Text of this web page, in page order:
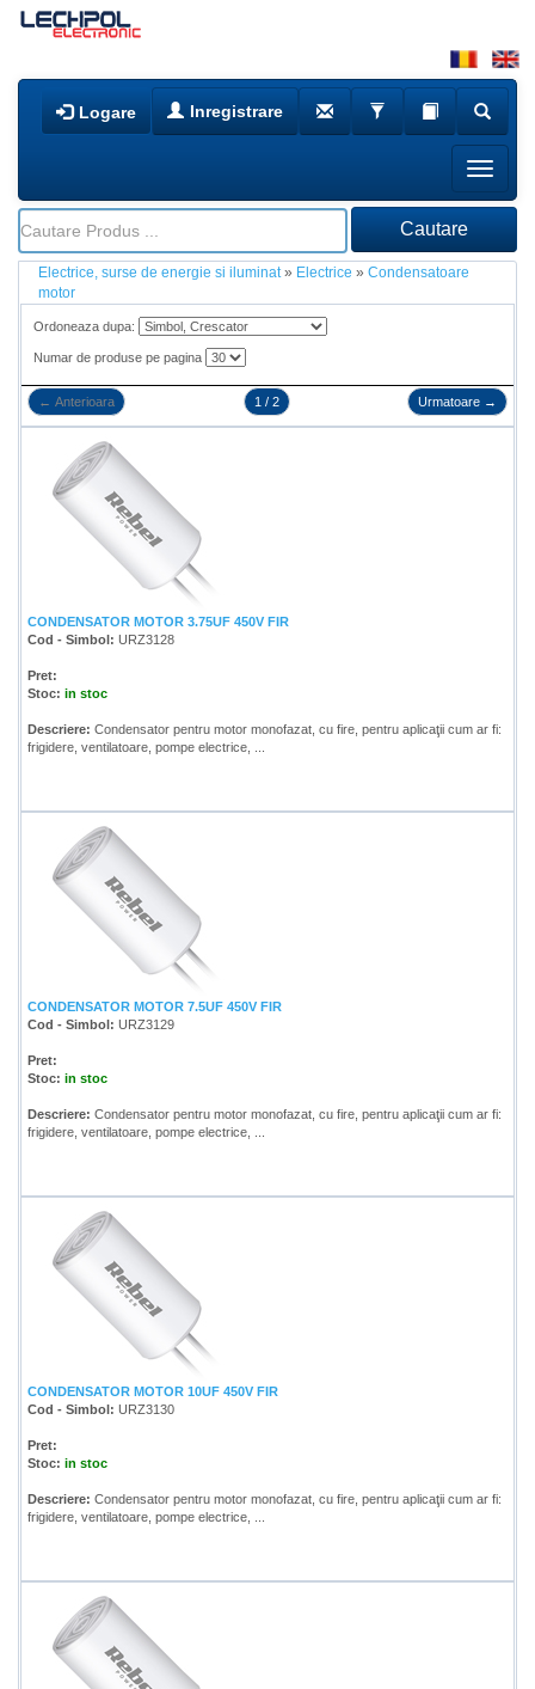
Logare Inregistrare
Electrice, surse de energie si iluminat » Electrice » Condensatoare
motor
Ordoneaza dupa:
Numar de produse pe pagina
← Anterioara 1 / 2 Urmatoare →
CONDENSATOR MOTOR 3.75UF 450V FIR
Cod - Simbol: URZ3128
Pret:
Stoc: in stoc
Descriere: Condensator pentru motor monofazat, cu fire, pentru aplicaţii cum ar fi:
frigidere, ventilatoare, pompe electrice, ...
CONDENSATOR MOTOR 7.5UF 450V FIR
Cod - Simbol: URZ3129
Pret:
Stoc: in stoc
Descriere: Condensator pentru motor monofazat, cu fire, pentru aplicaţii cum ar fi:
frigidere, ventilatoare, pompe electrice, ...
CONDENSATOR MOTOR 10UF 450V FIR
Cod - Simbol: URZ3130
Pret:
Stoc: in stoc
Descriere: Condensator pentru motor monofazat, cu fire, pentru aplicaţii cum ar fi:
frigidere, ventilatoare, pompe electrice, ...